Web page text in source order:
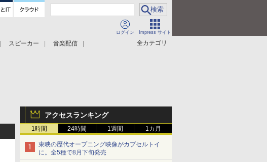
ログイン Impress サイト
全カテゴリ
スピーカー
音楽配信
アクセスランキング
1時間 24時間 1週間 1カ月
東映の歴代オープニング映像がカプセルトイ
に。全5種で8月下旬発売